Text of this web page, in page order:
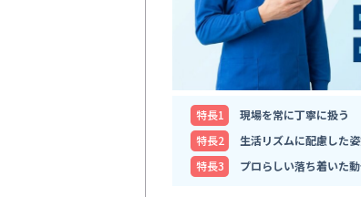
特⻑1
現場を常に丁寧に扱う
特⻑2
生活リズムに配慮した
特⻑3
プロらしい落ち着いた